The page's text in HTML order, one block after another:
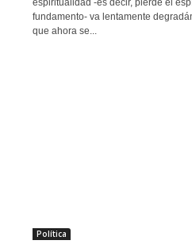
espiritualidad -es decir, pierde el
fundamento- va lentamente
que ahora se...
Política